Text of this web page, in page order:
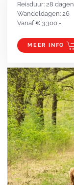
Reisduur: 28 dagen
Wandeldagen: 26
Vanaf € 3.300,-
MEER INFO